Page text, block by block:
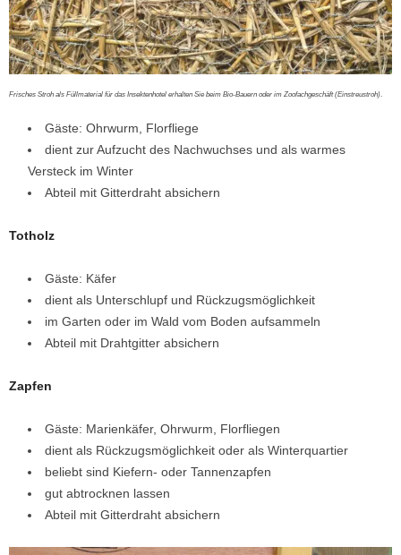
Frisches Stroh als Füllmaterial für das Insektenhotel erhalten Sie beim Bio-Bauern oder im Zoofachgeschäft (Einstreustroh)
Gäste: Ohrwurm, Florfliege
dient zur Aufzucht des Nachwuchses und als warmes
Versteck im Winter
Abteil mit Gitterdraht absichern
Totholz
Gäste: Käfer
dient als Unterschlupf und Rückzugsmöglichkeit
im Garten oder im Wald vom Boden aufsammeln
Abteil mit Drahtgitter absichern
Zapfen
Gäste: Marienkäfer, Ohrwurm, Florfliegen
dient als Rückzugsmöglichkeit oder als Winterquartier
beliebt sind Kiefern- oder Tannenzapfen
gut abtrocknen lassen
Abteil mit Gitterdraht absichern